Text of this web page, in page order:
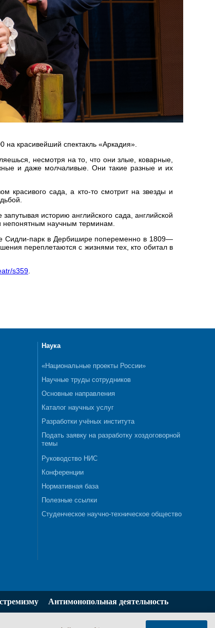
на красивейший спектакль «Аркадия».
несмотря на то, что они злые, коварные,
и даже молчаливые. Они такие разные и их
красивого сада, а кто-то смотрит на звезды и
историю английского сада, английской
непонятным научным терминам.
Сидли-парк в Дербишире попеременно в 1809—
переплетаются с жизнями тех, кто обитал в
s359
Наука
«Национальные проекты России»
Научные труды сотрудников
Основные направления
Каталог научных услуг
Разработки учёных института
Подать заявку на разработку хоздоговорной
темы
Руководство НИС
Конференции
Нормативная база
Полезные ссылки
Студенческое научно-техническое общество
Антимонопольная деятельность